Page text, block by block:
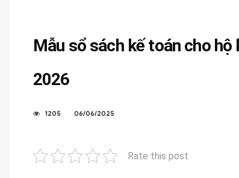
Mẫu sổ sách kế toán cho
2026
1205 06/06/2025
Rate this post